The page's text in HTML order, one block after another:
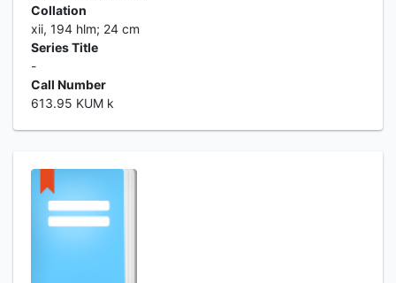
Collation
xii, 194 hlm; 24 cm
Series Title
-
Call Number
613.95 KUM k